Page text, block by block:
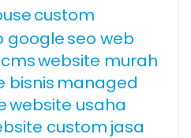
custom
googleseo web
website murah
bisnis managed
website usaha
custom jasa